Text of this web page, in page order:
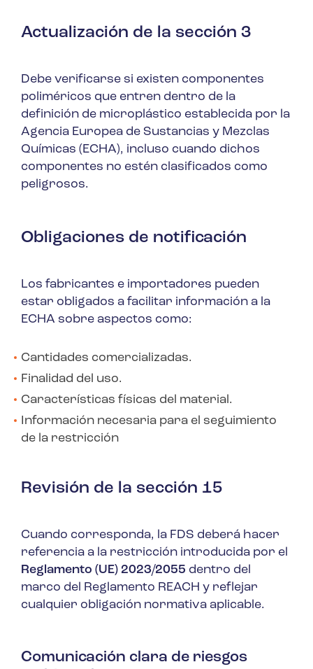
Actualización de la sección 3
Debe verificarse si existen componentes
poliméricos que entren dentro de la
definición de microplástico establecida por la
Agencia Europea de Sustancias y Mezclas
Químicas (ECHA), incluso cuando dichos
componentes no estén clasificados como
peligrosos.
Obligaciones de notificación
Los fabricantes e importadores pueden
estar obligados a facilitar información a la
ECHA sobre aspectos como:
Cantidades comercializadas.
Finalidad del uso.
Características físicas del material.
Información necesaria para el seguimiento
de la restricción
Revisión de la sección 15
Cuando corresponda, la FDS deberá hacer
referencia a la restricción introducida por el
Reglamento (UE) 2023/2055 dentro del
marco del Reglamento REACH y reflejar
cualquier obligación normativa aplicable.
Comunicación clara de riesgos